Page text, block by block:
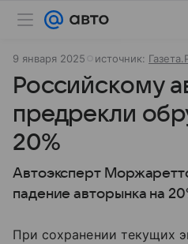
9 января 2025 источник:
Российскому
предрекли
20%
Автоэксперт
падение авторынка на
При сохранении текущих